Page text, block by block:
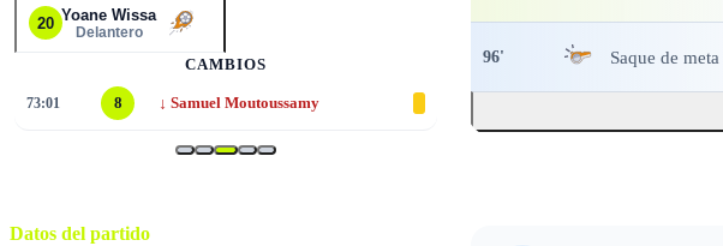
20 Yoane Wissa
Delantero
CAMBIOS
73:01 8 ↓ Samuel Moutoussamy
Datos del partido
96' Saque de meta